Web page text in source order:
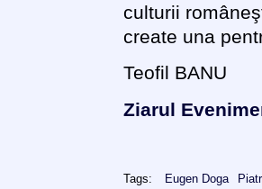
culturii
create una
Teofil BANU
Ziarul
Tags: Eugen Doga